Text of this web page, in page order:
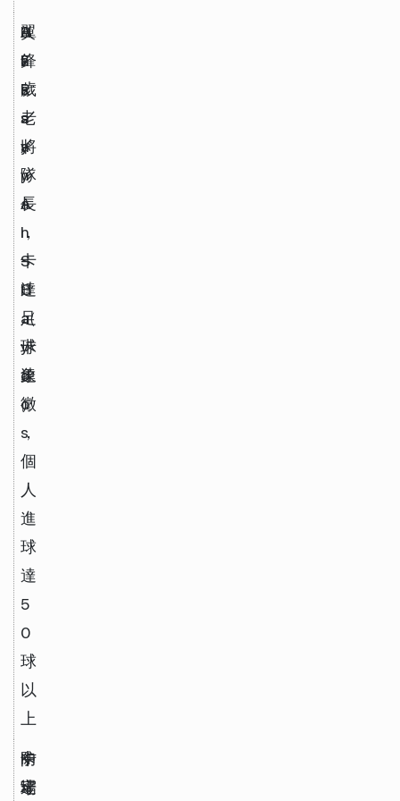
H
a
s
s
a
n
A
l
-
H
a
y
d
o
s
翼
鋒
A
l
R
a
y
y
a
n
S
C
（
卡
達
）
3
7
歲
老
將
隊
長
，
卡
達
足
球
象
徵
，
個
人
進
球
達
5
0
球
以
上
K
a
防
守
卡
達
中
場